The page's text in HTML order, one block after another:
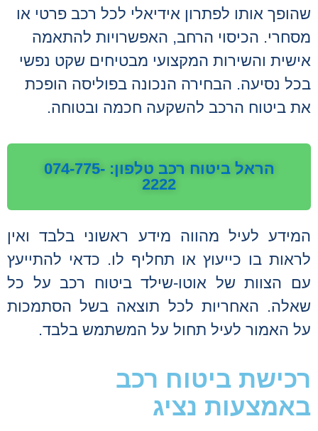
שהופך אותו לפתרון אידיאלי לכל רכב פרטי או
מסחרי. הכיסוי הרחב, האפשרויות להתאמה
אישית והשירות המקצועי מבטיחים שקט נפשי
בכל נסיעה. הבחירה הנכונה בפוליסה הופכת
את ביטוח הרכב להשקעה חכמה ובטוחה.
הראל ביטוח רכב טלפון: 074-775-
2222
המידע לעיל מהווה מידע ראשוני בלבד ואין
לראות בו כייעוץ או תחליף לו. כדאי להתייעץ
עם הצוות של אוטו-שילד ביטוח רכב על כל
שאלה. האחריות לכל תוצאה בשל הסתמכות
על האמור לעיל תחול על המשתמש בלבד.
רכישת ביטוח רכב
באמצעות נציג